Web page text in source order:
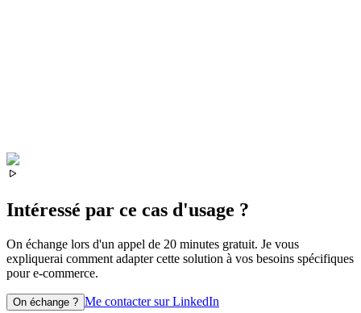
Intéressé par ce cas d'usage ?
On échange lors d'un appel de 20 minutes gratuit. Je vous
expliquerai comment adapter cette solution à vos besoins spécifiques
poure-commerce.
On échange ? Me contacter sur LinkedIn